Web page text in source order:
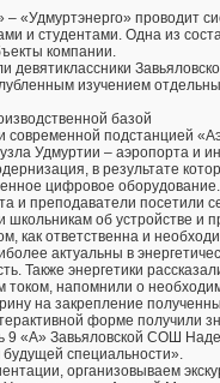
«Удмуртэнерго» проводит
и студентами. Одна из
компании.
девятиклассники
изучением
базой
современной подстанцией
Удмуртии – аэропорта и
в результате
цифровое оборудование.
и преподаватели посетили
об устройстве и
как ответственна и
актуальны в
Также энергетики
током, напомнили о
на закрепление
форме получили
9 «А» Завьяловской СОШ
специальности».
организовываем